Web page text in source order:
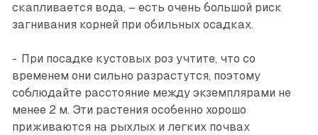
скапливается вода, – есть очень большой риск
загнивания корней при обильных осадках.
- При посадке кустовых роз учтите, что со
временем они сильно разрастутся, поэтому
соблюдайте расстояние между экземплярами не
менее 2 м. Эти растения особенно хорошо
приживаются на рыхлых и легких почвах